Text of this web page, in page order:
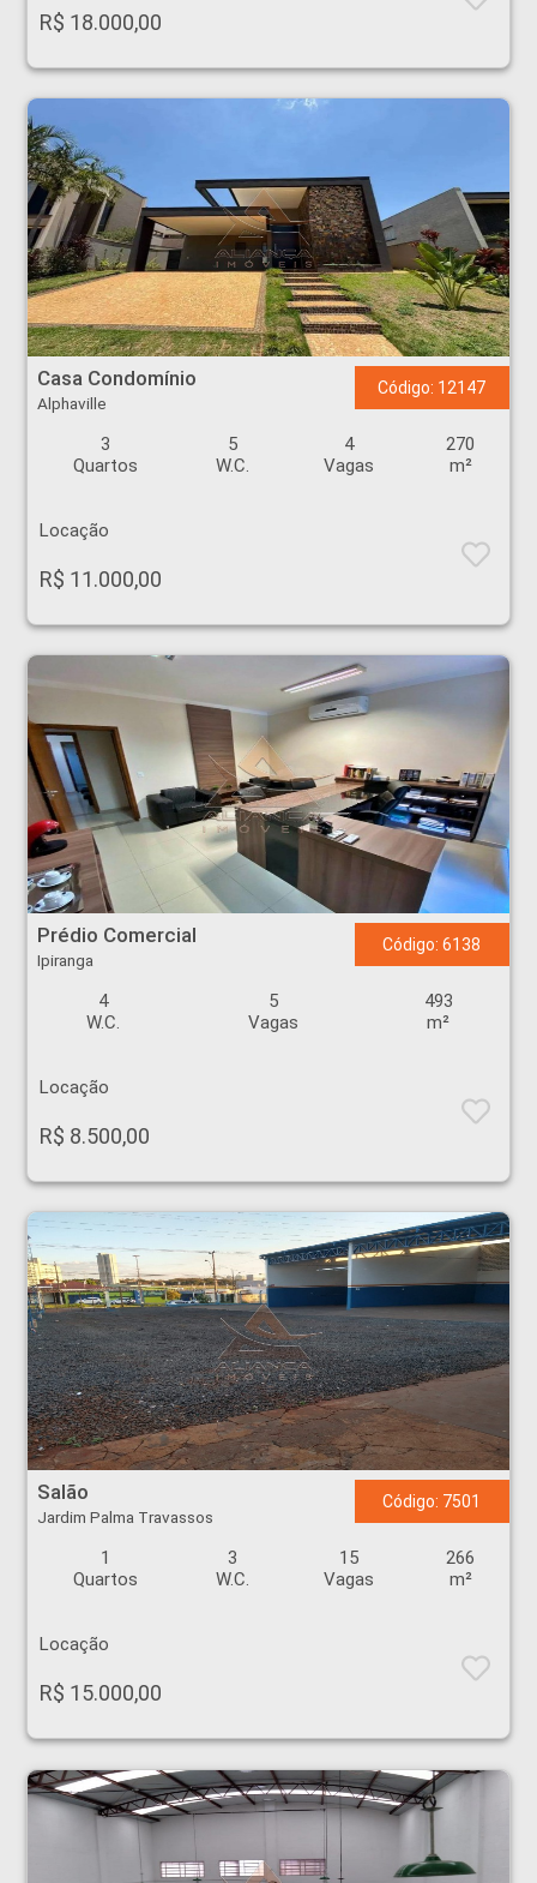
R$ 18.000,00
Casa Condomínio - Alphaville - Ribeirão Preto
Casa Condomínio
Alphaville
Código: 12147
3
Quartos
5
W.C.
4
Vagas
270
m²
Locação
R$ 11.000,00
Prédio Comercial - Ipiranga - Ribeirão Preto
Prédio Comercial
Ipiranga
Código: 6138
4
W.C.
5
Vagas
493
m²
Locação
R$ 8.500,00
Salão - Jardim Palma Travassos - Ribeirão Preto
Salão
Jardim Palma Travassos
Código: 7501
1
Quartos
3
W.C.
15
Vagas
266
m²
Locação
R$ 15.000,00